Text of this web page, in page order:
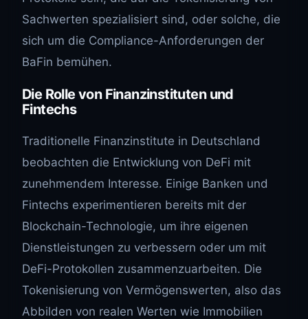
Sachwerten spezialisiert sind, oder solche, die
sich um die Compliance-Anforderungen der
BaFin bemühen.
Die Rolle von Finanzinstituten und
Fintechs
Traditionelle Finanzinstitute in Deutschland
beobachten die Entwicklung von DeFi mit
zunehmendem Interesse. Einige Banken und
Fintechs experimentieren bereits mit der
Blockchain-Technologie, um ihre eigenen
Dienstleistungen zu verbessern oder um mit
DeFi-Protokollen zusammenzuarbeiten. Die
Tokenisierung von Vermögenswerten, also das
Abbilden von realen Werten wie Immobilien